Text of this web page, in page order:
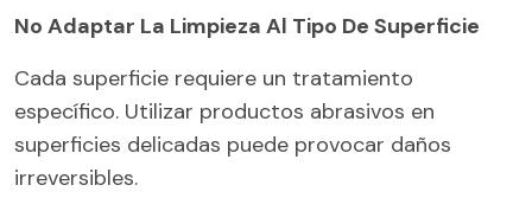
No Adaptar La Limpieza Al Tipo De Superficie
Cada superficie requiere un tratamiento
específico. Utilizar productos abrasivos en
superficies delicadas puede provocar daños
irreversibles.